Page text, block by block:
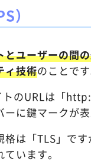
）
とユーザーの間
ィ技術のことです
トのURLは「
に鍵マークが表
は「TLS」で
います。